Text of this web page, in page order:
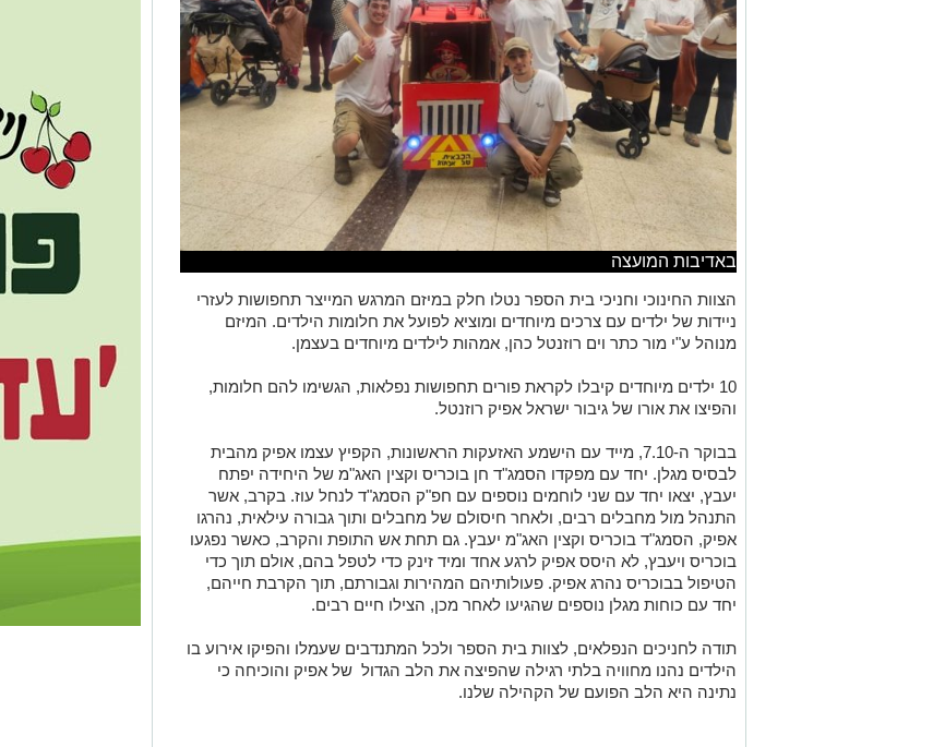
באדיבות המועצה
הצוות החינוכי וחניכי בית הספר נטלו חלק במיזם המרגש המייצר תחפושות לעזרי
ניידות של ילדים עם צרכים מיוחדים ומוציא לפועל את חלומות הילדים. המיזם
מנוהל ע"י מור כתר וים רוזנטל כהן, אמהות לילדים מיוחדים בעצמן.
10 ילדים מיוחדים קיבלו לקראת פורים תחפושות נפלאות, הגשימו להם חלומות,
והפיצו את אורו של גיבור ישראל אפיק רוזנטל.
בבוקר ה-7.10, מייד עם הישמע האזעקות הראשונות, הקפיץ עצמו אפיק מהבית
לבסיס מגלן. יחד עם מפקדו הסמג"ד חן בוכריס וקצין האג"מ של היחידה יפתח
יעבץ, יצאו יחד עם שני לוחמים נוספים עם חפ"ק הסמג"ד לנחל עוז. בקרב, אשר
התנהל מול מחבלים רבים, ולאחר חיסולם של מחבלים ותוך גבורה עילאית, נהרגו
אפיק, הסמג"ד בוכריס וקצין האג"מ יעבץ. גם תחת אש התופת והקרב, כאשר נפגעו
בוכריס ויעבץ, לא היסס אפיק לרגע אחד ומיד זינק כדי לטפל בהם, אולם תוך כדי
הטיפול בבוכריס נהרג אפיק. פעולותיהם המהירות וגבורתם, תוך הקרבת חייהם,
יחד עם כוחות מגלן נוספים שהגיעו לאחר מכן, הצילו חיים רבים.
תודה לחניכים הנפלאים, לצוות בית הספר ולכל המתנדבים שעמלו והפיקו אירוע בו
הילדים נהנו מחוויה בלתי רגילה שהפיצה את הלב הגדול של אפיק והוכיחה כי
נתינה היא הלב הפועם של הקהילה שלנו.